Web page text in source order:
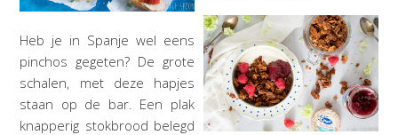
Heb je in Spanje wel eens
pinchos gegeten? De grote
schalen, met deze hapjes
staan op de bar. Een plak
knapperig stokbrood belegd